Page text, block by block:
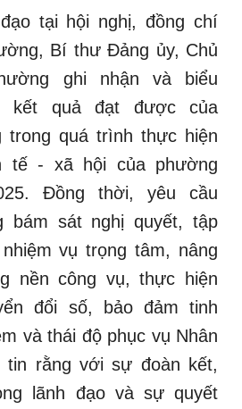
tại hội nghị, đồng chí
Bí thư Đảng ủy, Chủ
ghi nhận và biểu
kết quả đạt được của
trong quá trình thực hiện
tế - xã hội của phường
Đồng thời, yêu cầu
bám sát nghị quyết, tập
vụ trọng tâm, nâng
nền công vụ, thực hiện
đổi số, bảo đảm tinh
và thái độ phục vụ Nhân
tin rằng với sự đoàn kết,
lãnh đạo và sự quyết